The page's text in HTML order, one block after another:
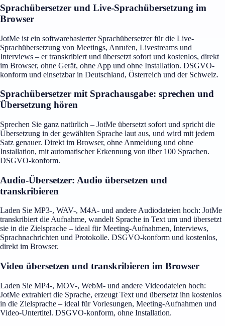
Sprachübersetzer und Live-Sprachübersetzung im
Browser
JotMe ist ein softwarebasierter Sprachübersetzer für die Live-
Sprachübersetzung von Meetings, Anrufen, Livestreams und
Interviews – er transkribiert und übersetzt sofort und kostenlos, direkt
im Browser, ohne Gerät, ohne App und ohne Installation. DSGVO-
konform und einsetzbar in Deutschland, Österreich und der Schweiz.
Sprachübersetzer mit Sprachausgabe: sprechen und
Übersetzung hören
Sprechen Sie ganz natürlich – JotMe übersetzt sofort und spricht die
Übersetzung in der gewählten Sprache laut aus, und wird mit jedem
Satz genauer. Direkt im Browser, ohne Anmeldung und ohne
Installation, mit automatischer Erkennung von über 100 Sprachen.
DSGVO-konform.
Audio-Übersetzer: Audio übersetzen und
transkribieren
Laden Sie MP3-, WAV-, M4A- und andere Audiodateien hoch: JotMe
transkribiert die Aufnahme, wandelt Sprache in Text um und übersetzt
sie in die Zielsprache – ideal für Meeting-Aufnahmen, Interviews,
Sprachnachrichten und Protokolle. DSGVO-konform und kostenlos,
direkt im Browser.
Video übersetzen und transkribieren im Browser
Laden Sie MP4-, MOV-, WebM- und andere Videodateien hoch:
JotMe extrahiert die Sprache, erzeugt Text und übersetzt ihn kostenlos
in die Zielsprache – ideal für Vorlesungen, Meeting-Aufnahmen und
Video-Untertitel. DSGVO-konform, ohne Installation.